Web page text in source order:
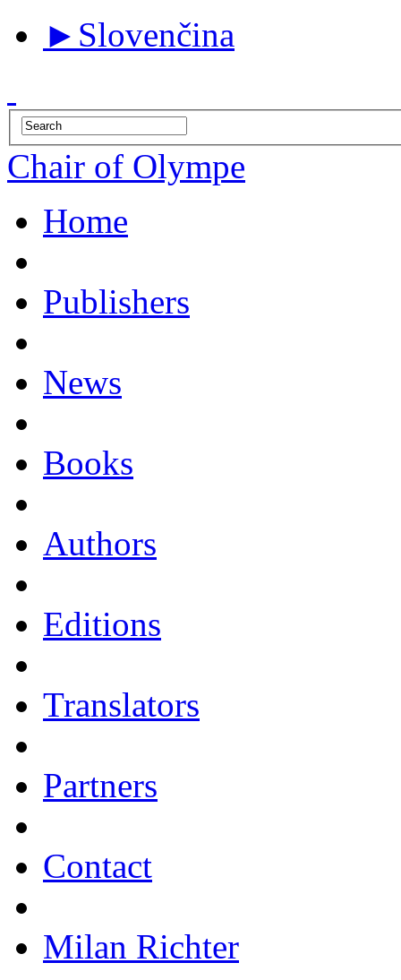
► Slovenčina
Chair of Olympe
Home
Publishers
News
Books
Authors
Editions
Translators
Partners
Contact
Milan Richter